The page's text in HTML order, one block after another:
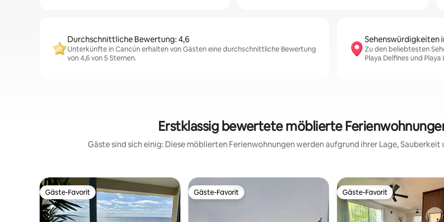
Durchschnittliche Bewertung: 4,6
Unterkünfte in Cancún erhalten von Gästen eine durchschnittliche Bewertung
von 4,6 von 5 Sternen.
Sehenswürdigkeiten
Zu den beliebtesten
Playa Delfines und
Erstklassig bewertete möblierte
Gäste sind sich einig: Diese möblierten Ferienwohnungen werden aufgrund ihrer Lage,
Gäste-Favorit
Gäste-Favorit Gäste-Favorit
Gäste-Favorit Gäste-Favorit
Gäste-Favorit